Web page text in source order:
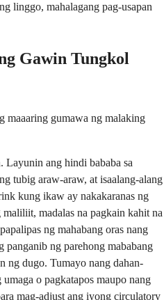
linggo, mahalagang pag-usapan
Gawin Tungkol
maaaring gumawa ng malaking
Layunin ang hindi bababa sa
tubig araw-araw, at isaalang-alang
kung ikaw ay nakakaranas ng
madalas na pagkain kahit na
ng mahabang oras nang
panganib ng parehong mababang
ng dugo. Tumayo nang dahan-
o pagkatapos maupo nang
mag-adjust ang iyong circulatory